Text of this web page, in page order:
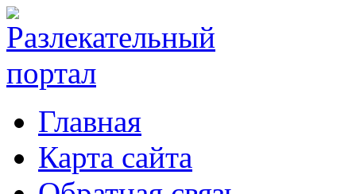
Главная
Карта сайта